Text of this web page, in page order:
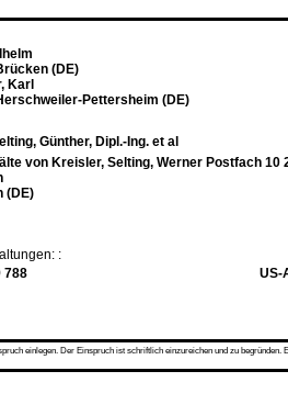
(DE)
Karl
Pettersheim (DE)
Günther, Dipl.-Ing. et al
von Kreisler, Selting, Werner Postfach 10
(DE)
:
788
US-
einlegen. Der Einspruch ist schriftlich einzureichen und zu